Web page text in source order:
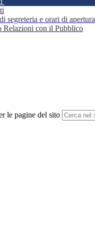
segreteria e orari di apertura
Relazioni con il Pubblico
le pagine del sito